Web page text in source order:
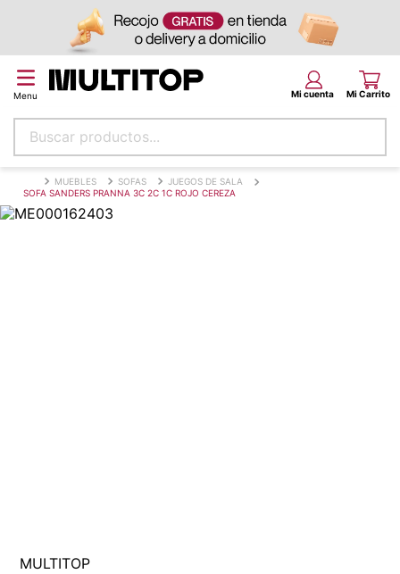
Buscar productos...
MUEBLES SOFAS
JUEGOS DE SALA
SOFA SANDERS PRANNA 3C 2C 1C ROJO CEREZA
MULTITOP
Términos más buscados
papel tapiz